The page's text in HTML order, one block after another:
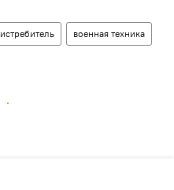
истребитель военная техника